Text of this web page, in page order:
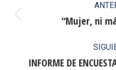
entre
publicaciones
“Mujer, ni
INFORME DE